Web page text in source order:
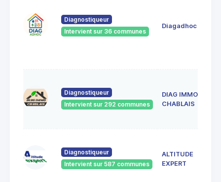
Diagnostiqueur
Intervient sur 36 communes
Diagadhoc
Diagnostiqueur
Intervient sur 292 communes
DIAG IMMO
CHABLAIS
Diagnostiqueur
Intervient sur 587 communes
ALTITUDE
EXPERT